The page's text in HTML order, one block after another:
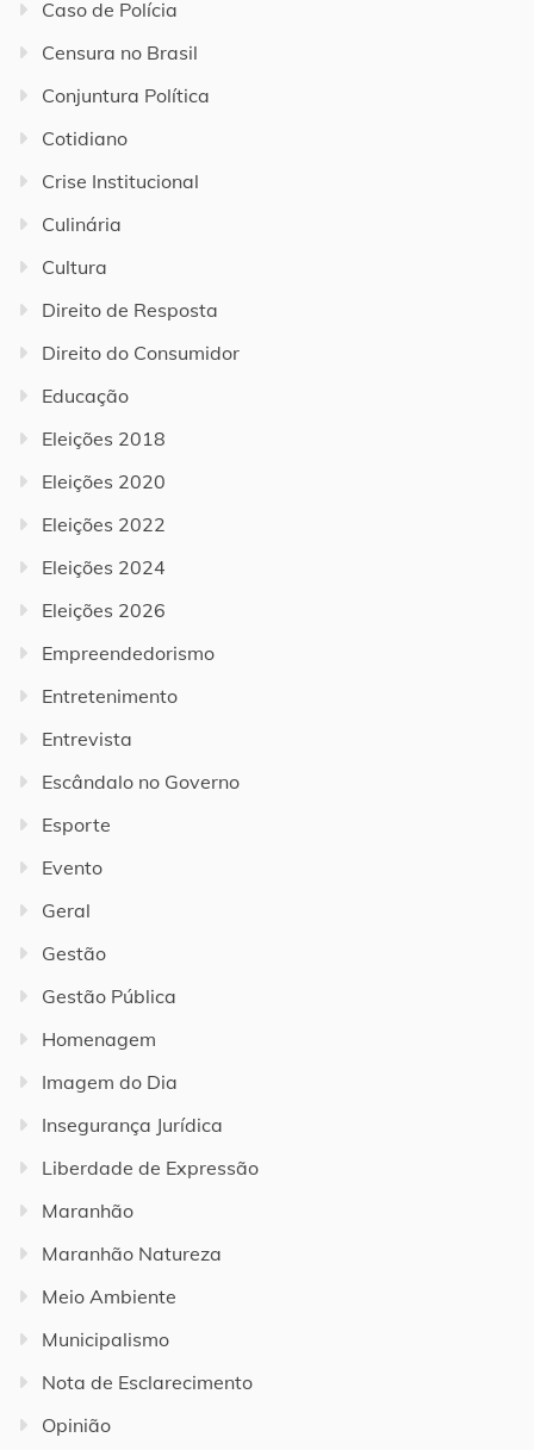
Caso de Polícia
Censura no Brasil
Conjuntura Política
Cotidiano
Crise Institucional
Culinária
Cultura
Direito de Resposta
Direito do Consumidor
Educação
Eleições 2018
Eleições 2020
Eleições 2022
Eleições 2024
Eleições 2026
Empreendedorismo
Entretenimento
Entrevista
Escândalo no Governo
Esporte
Evento
Geral
Gestão
Gestão Pública
Homenagem
Imagem do Dia
Insegurança Jurídica
Liberdade de Expressão
Maranhão
Maranhão Natureza
Meio Ambiente
Municipalismo
Nota de Esclarecimento
Opinião